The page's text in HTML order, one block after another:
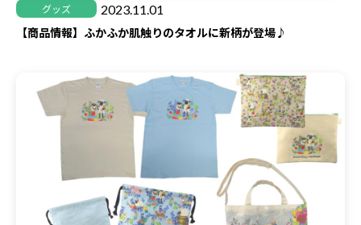
グッズ 2023.11.01
【商品情報】ふかふか肌触りのタオルに新柄が登場♪